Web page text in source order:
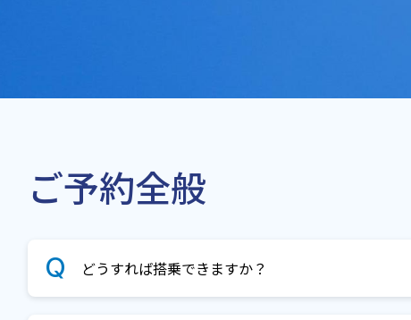
ご予約全般
どうすれば搭乗できますか？